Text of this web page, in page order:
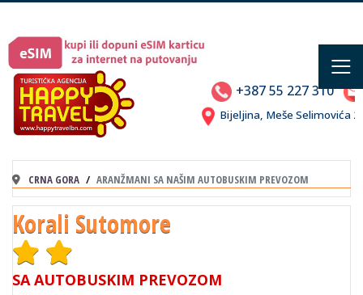
+387 55 227 310
Bijeljina, Meše Selimovića
CRNA GORA ARANŽMANI SA NAŠIM AUTOBUSKIM PREVOZOM
Korali Sutomore
SA AUTOBUSKIM PREVOZOM
≡